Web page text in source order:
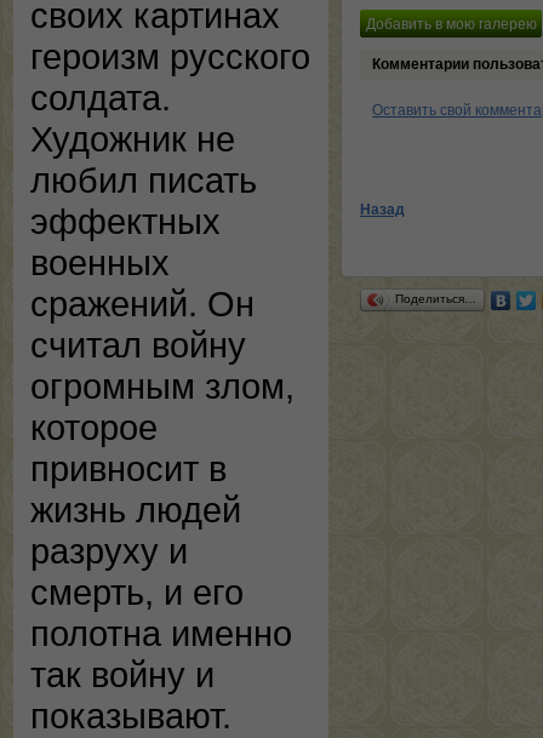
своих картинах
героизм русского
солдата.
Художник не
любил писать
эффектных
военных
сражений. Он
считал войну
огромным злом,
которое
привносит в
жизнь людей
разруху и
смерть, и его
полотна именно
так войну и
показывают.
Комментарии
Оставить свой
Назад
Поделиться…